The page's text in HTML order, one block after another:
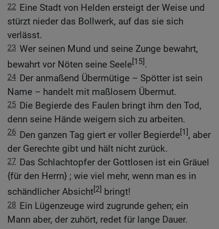
22 Eine Stadt von Helden ersteigt der Weise und
stürzt nieder das Bollwerk, auf das sie sich
verlässt.
23 Wer seinen Mund und seine Zunge bewahrt,
bewahrt vor Nöten seine Seele[15].
24 Der anmaßend Übermütige – Spötter ist sein
Name – handelt mit maßlosem Übermut.
25 Die Begierde des Faulen bringt ihm den Tod,
denn seine Hände weigern sich zu arbeiten.
26 Den ganzen Tag giert er voller Begierde[1], aber
der Gerechte gibt und hält nicht zurück.
27 Das Schlachtopfer der Gottlosen ist ein Gräuel
{für den Herrn} ; wie viel mehr, wenn man es in
schändlicher Absicht[2] bringt!
28 Ein Lügenzeuge wird zugrunde gehen; ein
Mann aber, der zuhört, redet für lange Dauer.